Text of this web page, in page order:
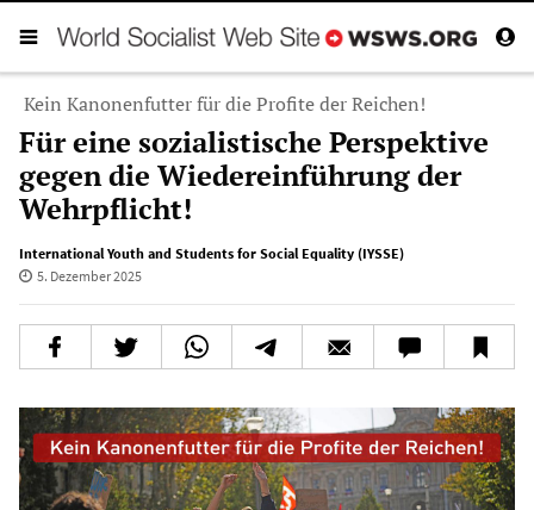
Kein Kanonenfutter für die Profite der Reichen!
Für eine sozialistische Perspektive
gegen die Wiedereinführung der
Wehrpflicht!
International Youth and Students for Social Equality (IYSSE)
5. Dezember 2025